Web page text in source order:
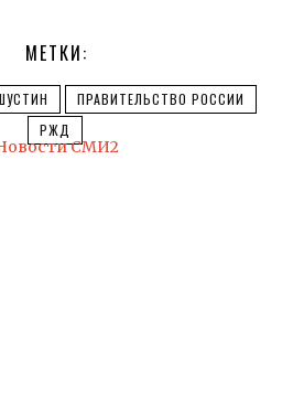
МЕТКИ:
ПРАВИТЕЛЬСТВО РОССИИ
РЖД
СМИ2